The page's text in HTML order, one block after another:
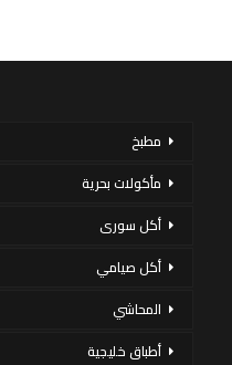
مطبخ
مأكولات بحرية
أكل سورى
أكل صيامي
المحاشي
أطباق خليجية